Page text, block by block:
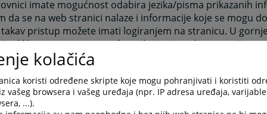
imate mogućnost odabira jezika/pisma prikazanih
da se na web stranici nalaze i informacije koje se mogu
pristup možete imati logiranjem na stranicu. U
klikom otvarate mogućnost logiranja odnosno prijave
imena i Lozinke.
se sastoji od šest grupa informacija. Raspoređene
obuhvata najaktuelnije informacije vezane za
suda. To su informacije o aktivnostima koje su se već
kolačića
koristi određene skripte koje mogu pohranjivati i koristiti
vašeg browsera i vašeg uređaja (npr. IP adresa uređaja,
...).